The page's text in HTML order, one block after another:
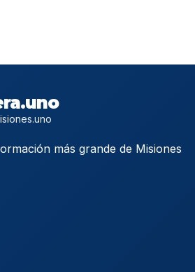
más grande de Misiones